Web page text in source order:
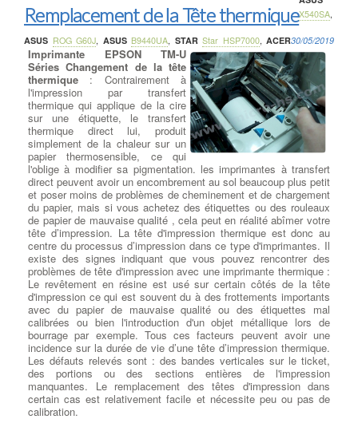
Remplacement de la Tête thermique
30/05/2019
Imprimante EPSON TM-U
Séries Changement de la tête
thermique : Contrairement à
l'impression par transfert
thermique qui applique de la cire
sur une étiquette, le transfert
thermique direct lui, produit
simplement de la chaleur sur un
papier thermosensible, ce qui
l'oblige à modifier sa pigmentation. les imprimantes à transfert
direct peuvent avoir un encombrement au sol beaucoup plus petit
et poser moins de problèmes de cheminement et de chargement
du papier, mais si vous achetez des étiquettes ou des rouleaux
de papier de mauvaise qualité , cela peut en réalité abîmer votre
tête d’impression. La tête d'impression thermique est donc au
centre du processus d’impression dans ce type d'imprimantes. Il
existe des signes indiquant que vous pouvez rencontrer des
problèmes de tête d'impression avec une imprimante thermique :
Le revêtement en résine est usé sur certain côtés de la tête
d'impression ce qui est souvent du à des frottements importants
avec du papier de mauvaise qualité ou des étiquettes mal
calibrées ou bien l'introduction d'un objet métallique lors de
bourrage par exemple. Tous ces facteurs peuvent avoir une
incidence sur la durée de vie d’une tête d’impression thermique.
Les défauts relevés sont : des bandes verticales sur le ticket,
des portions ou des sections entières de l'impression
manquantes. Le remplacement des têtes d'impression dans
certain cas est relativement facile et nécessite peu ou pas de
calibration.
X540SA,
ASUS ROG G60J, ASUS B9440UA, STAR Star HSP7000, ACER